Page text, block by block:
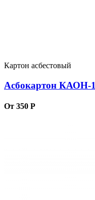
Картон асбестовый
Асбокартон КАОН-1
От 350 Р